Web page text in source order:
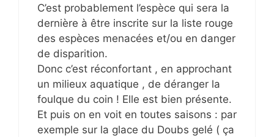
C’est probablement l’espèce qui sera la
dernière à être inscrite sur la liste rouge
des espèces menacées et/ou en danger
de disparition.
Donc c’est réconfortant , en approchant
un milieux aquatique , de déranger la
foulque du coin ! Elle est bien présente.
Et puis on en voit en toutes saisons : par
exemple sur la glace du Doubs gelé ( ça